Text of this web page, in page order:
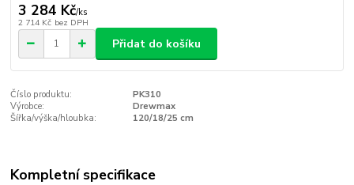
3 284 Kč/ks
2 714 Kč bez DPH
Přidat do košíku
Číslo produktu:
PK310
Výrobce:
Drewmax
Šířka/výška/hloubka:
120/18/25 cm
Kompletní specifikace